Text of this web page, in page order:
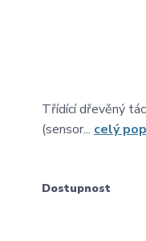
Třídící dřevěný
(sensor... celý
Dostupnost